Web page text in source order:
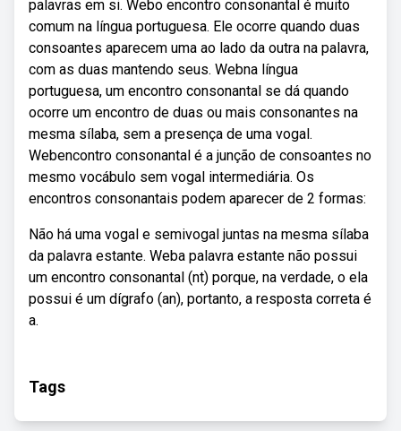
palavras em si. Webo encontro consonantal é muito
comum na língua portuguesa. Ele ocorre quando duas
consoantes aparecem uma ao lado da outra na palavra,
com as duas mantendo seus. Webna língua
portuguesa, um encontro consonantal se dá quando
ocorre um encontro de duas ou mais consonantes na
mesma sílaba, sem a presença de uma vogal.
Webencontro consonantal é a junção de consoantes no
mesmo vocábulo sem vogal intermediária. Os
encontros consonantais podem aparecer de 2 formas:
Não há uma vogal e semivogal juntas na mesma sílaba
da palavra estante. Weba palavra estante não possui
um encontro consonantal (nt) porque, na verdade, o ela
possui é um dígrafo (an), portanto, a resposta correta é
a.
Tags